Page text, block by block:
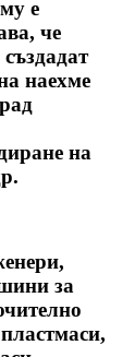
е
че
наехме
на
за